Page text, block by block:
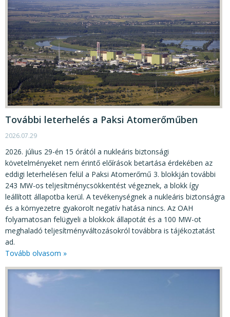
További leterhelés a Paksi Atomerőműben
2026.07.29
2026. július 29-én 15 órától a nukleáris biztonsági
követelményeket nem érintő előírások betartása érdekében az
eddigi leterhelésen felül a Paksi Atomerőmű 3. blokkján további
243 MW-os teljesítménycsökkentést végeznek, a blokk így
leállított állapotba kerül. A tevékenységnek a nukleáris biztonságra
és a környezetre gyakorolt negatív hatása nincs. Az OAH
folyamatosan felügyeli a blokkok állapotát és a 100 MW-ot
meghaladó teljesítményváltozásokról továbbra is tájékoztatást
ad.
Tovább olvasom »